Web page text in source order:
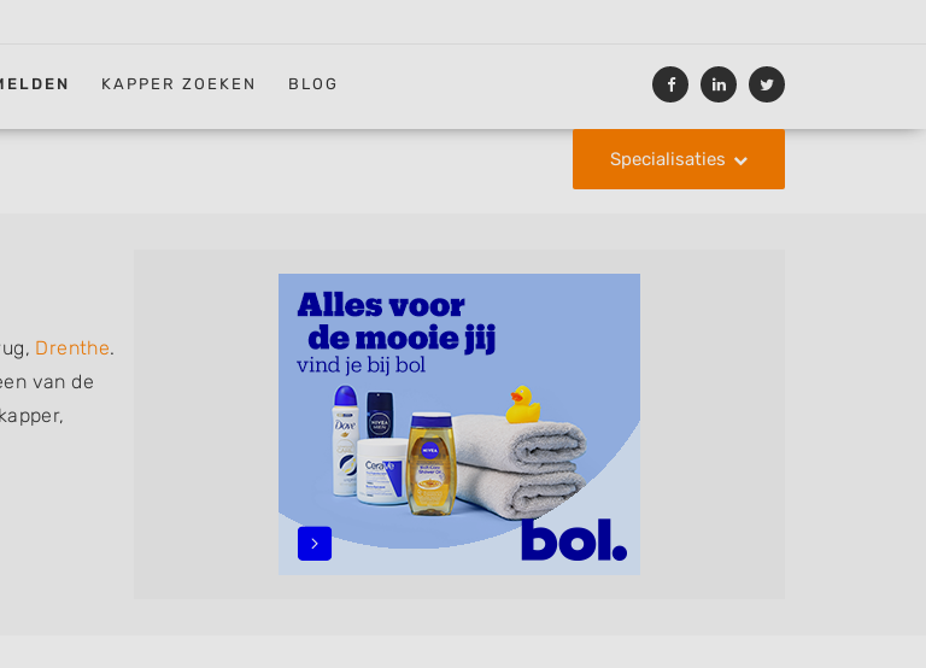
KAPPER ZOEKEN BLOG
Specialisaties
Drenthe.
van de
kies voor